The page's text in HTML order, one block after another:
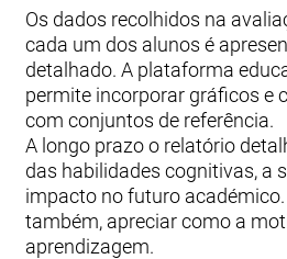
Os dados recolhidos na
cada um dos alunos é
detalhado. A plataforma
permite incorporar gráficos e
com conjuntos de referência.
A longo prazo o relatório
das habilidades cognitivas, a
impacto no futuro
também, apreciar como a
aprendizagem.